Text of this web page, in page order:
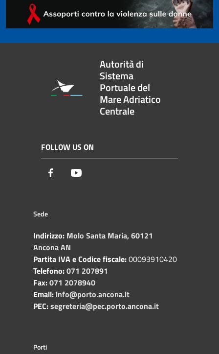
Autorità di
Sistema
Portuale del
Mare Adriatico
Centrale
FOLLOW US ON
Facebook
Sede
Indirizzo: Molo Santa Maria, 60121
Ancona AN
Partita IVA e Codice fiscale:00093910420
Telefono:071 207891
Fax:071 2078940
Email: info@porto.ancona.it
PEC:segreteria@pec.porto.ancona.it
Porti